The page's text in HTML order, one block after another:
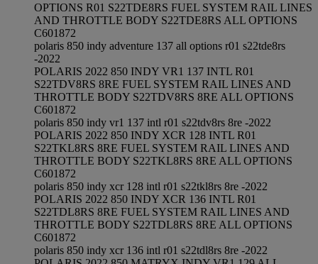
OPTIONS R01 S22TDE8RS FUEL SYSTEM RAIL LINES
AND THROTTLE BODY S22TDE8RS ALL OPTIONS
C601872
polaris 850 indy adventure 137 all options r01 s22tde8rs
-2022
POLARIS 2022 850 INDY VR1 137 INTL R01
S22TDV8RS 8RE FUEL SYSTEM RAIL LINES AND
THROTTLE BODY S22TDV8RS 8RE ALL OPTIONS
C601872
polaris 850 indy vr1 137 intl r01 s22tdv8rs 8re -2022
POLARIS 2022 850 INDY XCR 128 INTL R01
S22TKL8RS 8RE FUEL SYSTEM RAIL LINES AND
THROTTLE BODY S22TKL8RS 8RE ALL OPTIONS
C601872
polaris 850 indy xcr 128 intl r01 s22tkl8rs 8re -2022
POLARIS 2022 850 INDY XCR 136 INTL R01
S22TDL8RS 8RE FUEL SYSTEM RAIL LINES AND
THROTTLE BODY S22TDL8RS 8RE ALL OPTIONS
C601872
polaris 850 indy xcr 136 intl r01 s22tdl8rs 8re -2022